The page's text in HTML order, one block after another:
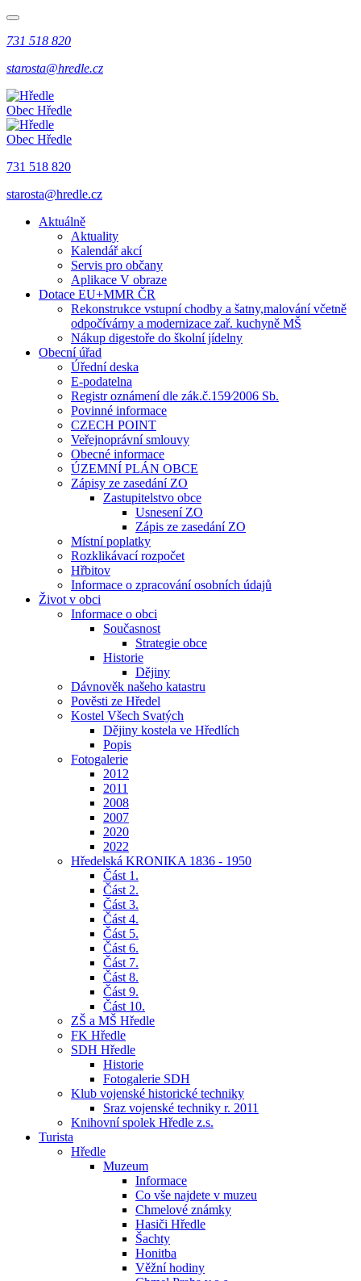
731 518 820
starosta@hredle.cz
Obec Hředle
Obec Hředle
731 518 820
starosta@hredle.cz
Aktuálně
Aktuality
Kalendář akcí
Servis pro občany
Aplikace V obraze
Dotace EU+MMR ČR
Rekonstrukce vstupní chodby a šatny,malování včetně
odpočívárny a modernizace zař. kuchyně MŠ
Nákup digestoře do školní jídelny
Obecní úřad
Úřední deska
E-podatelna
Registr oznámení dle zák.č.159⁄2006 Sb.
Povinné informace
CZECH POINT
Veřejnoprávní smlouvy
Obecné informace
ÚZEMNÍ PLÁN OBCE
Zápisy ze zasedání ZO
Zastupitelstvo obce
Usnesení ZO
Zápis ze zasedání ZO
Místní poplatky
Rozklikávací rozpočet
Hřbitov
Informace o zpracování osobních údajů
Život v obci
Informace o obci
Současnost
Strategie obce
Historie
Dějiny
Dávnověk našeho katastru
Pověsti ze Hředel
Kostel Všech Svatých
Dějiny kostela ve Hředlích
Popis
Fotogalerie
2012
2011
2008
2007
2020
2022
Hředelská KRONIKA 1836 - 1950
Část 1.
Část 2.
Část 3.
Část 4.
Část 5.
Část 6.
Část 7.
Část 8.
Část 9.
Část 10.
ZŠ a MŠ Hředle
FK Hředle
SDH Hředle
Historie
Fotogalerie SDH
Klub vojenské historické techniky
Sraz vojenské techniky r. 2011
Knihovní spolek Hředle z.s.
Turista
Hředle
Muzeum
Informace
Co vše najdete v muzeu
Chmelové známky
Hasiči Hředle
Šachty
Honitba
Věžní hodiny